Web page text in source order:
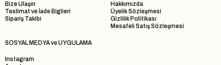
Bize Ulaşın
Teslimat ve İade Biglieri
Sipariş Takibi
Hakkımızda
Üyelik Sözleşmesi
Gizlilik Politikası
Mesafeli Satış Sözleşmesi
SOSYAL MEDYA ve UYGULAMA
Instagram